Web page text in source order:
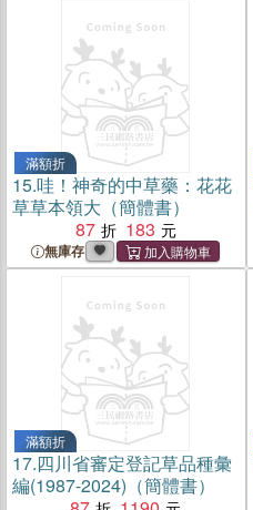
滿額折
15.哇！神奇的中草藥：花花
草草本領大（簡體書）
87
183
無庫存
滿額折
17.四川省審定登記草品種彙
編(1987-2024)（簡體書）